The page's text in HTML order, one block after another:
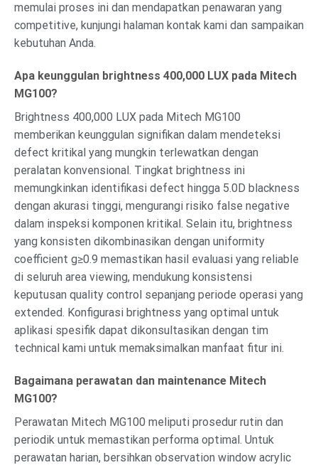
memulai proses ini dan mendapatkan penawaran yang
competitive, kunjungi halaman kontak kami dan sampaikan
kebutuhan Anda.
Apa keunggulan brightness 400,000 LUX pada Mitech
MG100?
Brightness 400,000 LUX pada Mitech MG100
memberikan keunggulan signifikan dalam mendeteksi
defect kritikal yang mungkin terlewatkan dengan
peralatan konvensional. Tingkat brightness ini
memungkinkan identifikasi defect hingga 5.0D blackness
dengan akurasi tinggi, mengurangi risiko false negative
dalam inspeksi komponen kritikal. Selain itu, brightness
yang konsisten dikombinasikan dengan uniformity
coefficient g≥0.9 memastikan hasil evaluasi yang reliable
di seluruh area viewing, mendukung konsistensi
keputusan quality control sepanjang periode operasi yang
extended. Konfigurasi brightness yang optimal untuk
aplikasi spesifik dapat dikonsultasikan dengan tim
technical kami untuk memaksimalkan manfaat fitur ini.
Bagaimana perawatan dan maintenance Mitech
MG100?
Perawatan Mitech MG100 meliputi prosedur rutin dan
periodik untuk memastikan performa optimal. Untuk
perawatan harian, bersihkan observation window acrylic